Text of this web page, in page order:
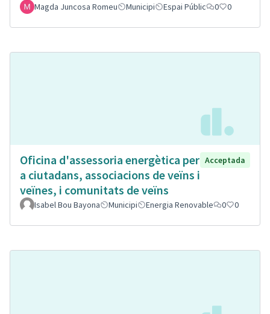
Magda Juncosa Romeu
Municipi Espai Públic 0 0
Oficina d'assessoria energètica per
a ciutadans, associacions de veïns i
veïnes, i comunitats de veïns
Acceptada
Isabel Bou Bayona Municipi Energia Renovable 0 0